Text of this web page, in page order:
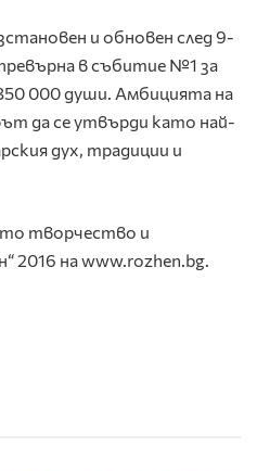
и обновен след 9-
в събитие №1 за
000 души. Амбицията на
да се утвърди като най-
дух, традиции и
творчество и
на www.rozhen.bg.